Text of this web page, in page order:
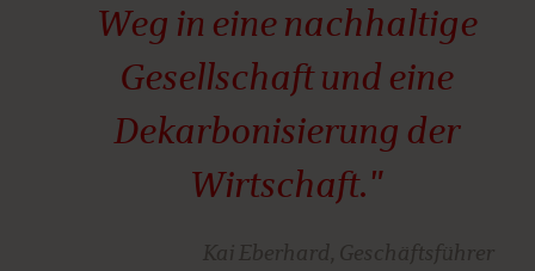
Weg in eine nachhaltige
Gesellschaft und eine
Dekarbonisierung der
Wirtschaft."
Kai Eberhard, Geschäftsführer